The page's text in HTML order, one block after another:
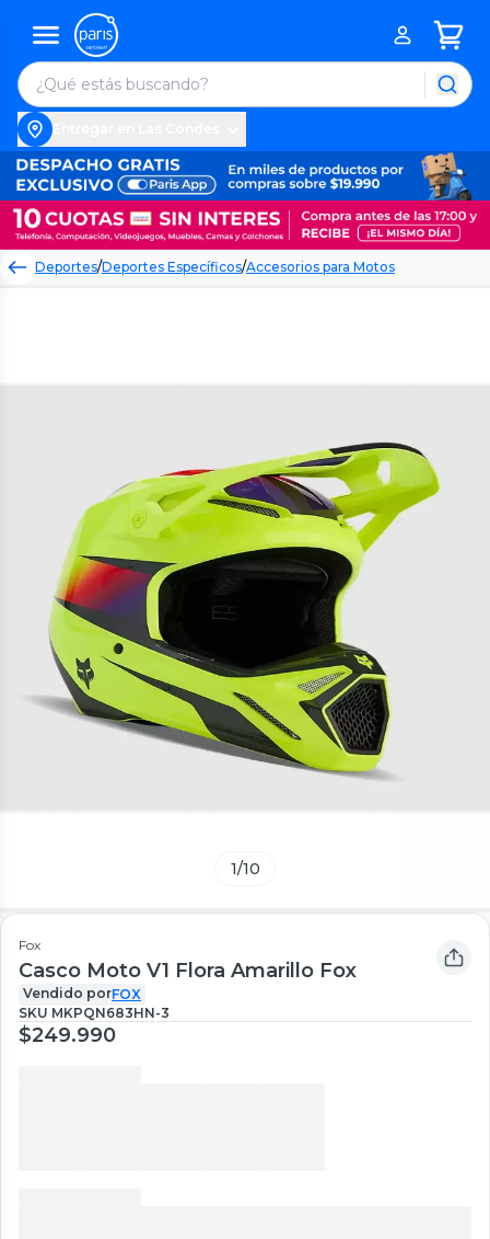
Deportes/Deportes Específicos/Accesorios para Motos
1/10
Fox
Casco Moto V1 Flora Amarillo Fox
Vendido porFOX
SKU MKPQN683HN-3
$249.990